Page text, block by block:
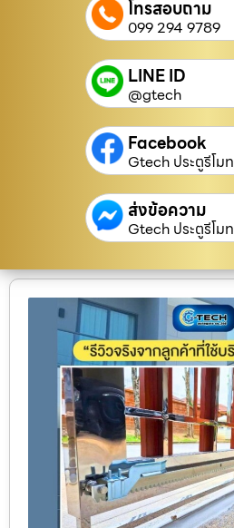
โทรสอบถาม
099 294 9789
LINE ID
@gtech
Facebook
Gtech ประตูรีโมท
ส่งข้อความ
Gtech ประตูรีโมท